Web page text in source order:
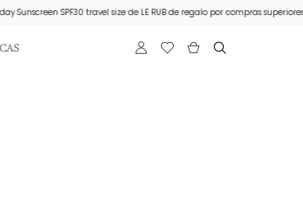
SPF30 travel size de LE RUB de regalo por compras superiores a 150€.